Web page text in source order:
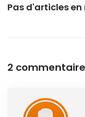
Pas d'articles
2